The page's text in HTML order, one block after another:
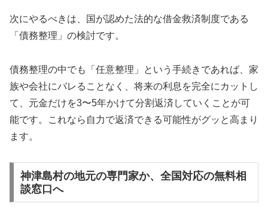
次にやるべきは、国が認めた法的な借金救済制度である
「債務整理」の検討です。
債務整理の中でも「任意整理」という手続きであれば、家
族や会社にバレることなく、将来の利息を完全にカットし
て、元金だけを3〜5年かけて分割返済していくことが可
能です。これなら自力で返済できる可能性がグッと高まり
ます。
神津島村の地元の専門家か、全国対応の無料相
談窓口へ